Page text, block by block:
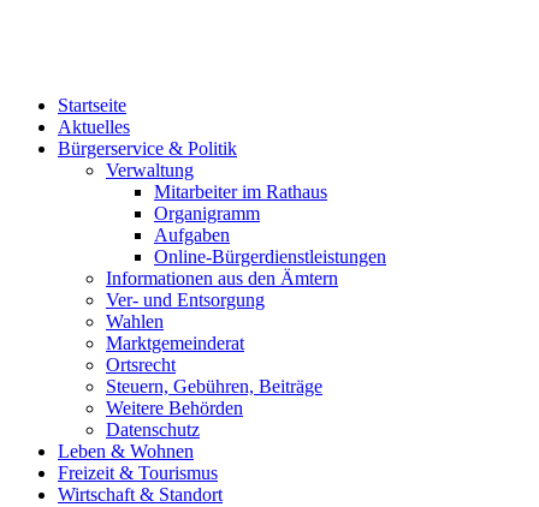
Startseite
Aktuelles
Bürgerservice & Politik
Verwaltung
Mitarbeiter im Rathaus
Organigramm
Aufgaben
Online-Bürgerdienstleistungen
Informationen aus den Ämtern
Ver- und Entsorgung
Wahlen
Marktgemeinderat
Ortsrecht
Steuern, Gebühren, Beiträge
Weitere Behörden
Datenschutz
Leben & Wohnen
Freizeit & Tourismus
Wirtschaft & Standort